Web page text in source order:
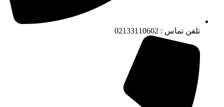
تلفن تماس : 02133110602